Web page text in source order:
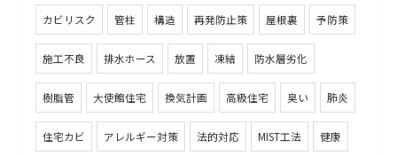
カビリスク 管柱 構造 再発防止策 屋根裏 予防策
施工不良 排水ホース 放置 凍結 防水層劣化
樹脂管 大使館住宅 換気計画 高級住宅 臭い 肺炎
住宅カビ アレルギー対策 法的対応 MIST工法 健康